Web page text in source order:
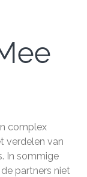
complex
verdelen van
In sommige
partners niet